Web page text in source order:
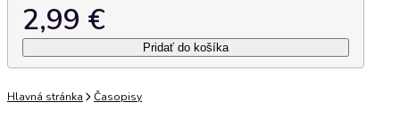
2,99 €
Pridať do košíka
Hlavná stránka Časopisy